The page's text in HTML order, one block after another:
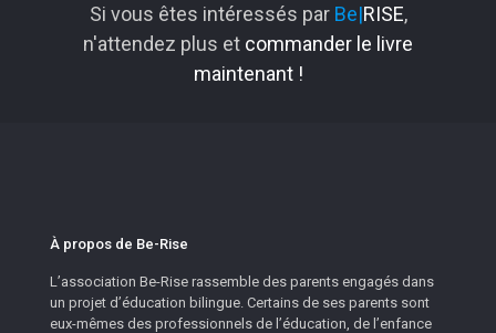
Si vous êtes intéressés par Be|RISE,
n'attendez plus et commander le livre
maintenant !
À propos de Be-Rise
L’association Be-Rise rassemble des parents engagés dans
un projet d’éducation bilingue. Certains de ses parents sont
eux-mêmes des professionnels de l’éducation, de l’enfance